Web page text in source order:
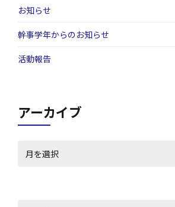
お知らせ
幹事学年からのお知らせ
活動報告
アーカイブ